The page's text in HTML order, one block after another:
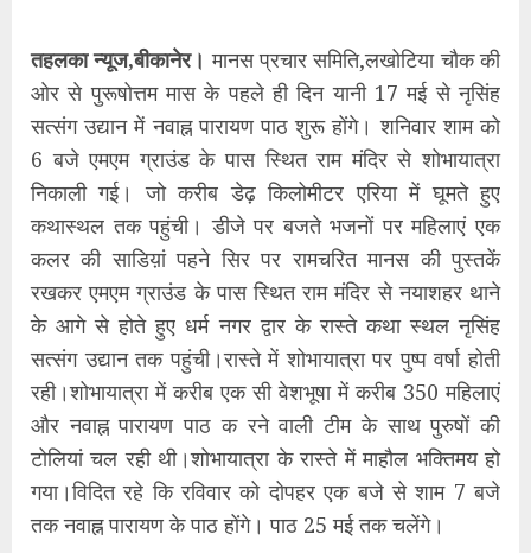
तहलका न्यूज,बीकानेर। मानस प्रचार समिति,लखोटिया चौक की
ओर से पुरूषोत्तम मास के पहले ही दिन यानी 17 मई से नृसिंह
सत्संग उद्यान में नवाह्न पारायण पाठ शुरू होंगे। शनिवार शाम को
6 बजे एमएम ग्राउंड के पास स्थित राम मंदिर से शोभायात्रा
निकाली गई। जो करीब डेढ़ किलोमीटर एरिया में घूमते हुए
कथास्थल तक पहुंची। डीजे पर बजते भजनों पर महिलाएं एक
कलर की साडिय़ां पहने सिर पर रामचरित मानस की पुस्तकें
रखकर एमएम ग्राउंड के पास स्थित राम मंदिर से नयाशहर थाने
के आगे से होते हुए धर्म नगर द्वार के रास्ते कथा स्थल नृसिंह
सत्संग उद्यान तक पहुंची।रास्ते में शोभायात्रा पर पुष्प वर्षा होती
रही।शोभायात्रा में करीब एक सी वेशभूषा में करीब 350 महिलाएं
और नवाह्न पारायण पाठ क रने वाली टीम के साथ पुरुषों की
टोलियां चल रही थी।शोभायात्रा के रास्ते में माहौल भक्तिमय हो
गया।विदित रहे कि रविवार को दोपहर एक बजे से शाम 7 बजे
तक नवाह्न पारायण के पाठ होंगे। पाठ 25 मई तक चलेंगे।